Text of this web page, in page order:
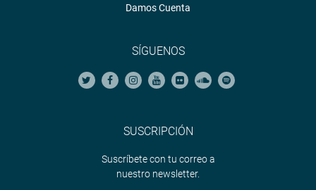
Damos Cuenta
SÍGUENOS
SUSCRIPCIÓN
Suscríbete con tu correo a
nuestro newsletter.